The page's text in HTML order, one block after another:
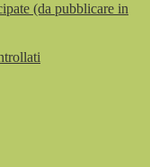
(da pubblicare in